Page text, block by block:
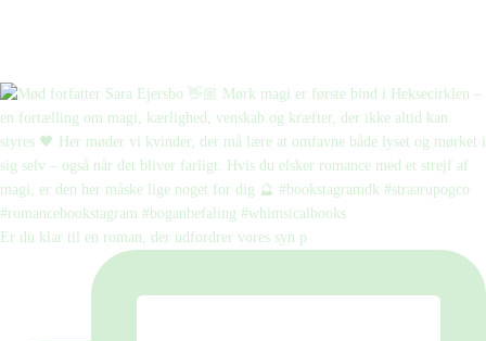
Er du klar til en roman, der udfordrer vores syn p